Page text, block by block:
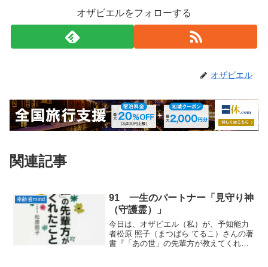
オザビエルをフォローする
オザビエル
関連記事
幸齢者mind
91 一生のパートナー「見守り神
（守護霊）」
今日は、オザビエル（私）が、予知能力
者松原 照子（まつばら てるこ）さんの著
書『「あの世」の先輩方が教えてくれた